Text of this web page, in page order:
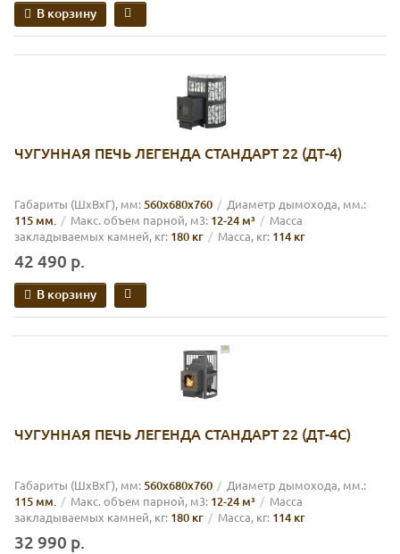
В корзину
ЧУГУННАЯ ПЕЧЬ ЛЕГЕНДА СТАНДАРТ 22 (ДТ-4)
Габариты (ШхВхГ), мм:560х680х760 Диаметр дымохода, мм.:
115 мм. Макс. объем парной, м3: 12-24 м³
Масса
закладываемых камней, кг: 180 кг Масса, кг: 114 кг
42 490 р.
В корзину
ЧУГУННАЯ ПЕЧЬ ЛЕГЕНДА СТАНДАРТ 22 (ДТ-4С)
Габариты (ШхВхГ), мм:560х680х760 Диаметр дымохода, мм.:
115 мм. Макс. объем парной, м3: 12-24 м³
Масса
закладываемых камней, кг: 180 кг Масса, кг: 114 кг
32 990 р.